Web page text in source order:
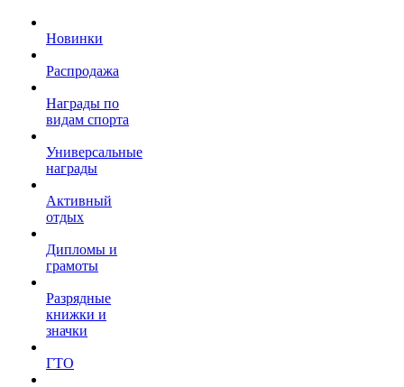
Новинки
Распродажа
Награды по
видам спорта
Универсальные
награды
Активный
отдых
Дипломы и
грамоты
Разрядные
книжки и
значки
ГТО